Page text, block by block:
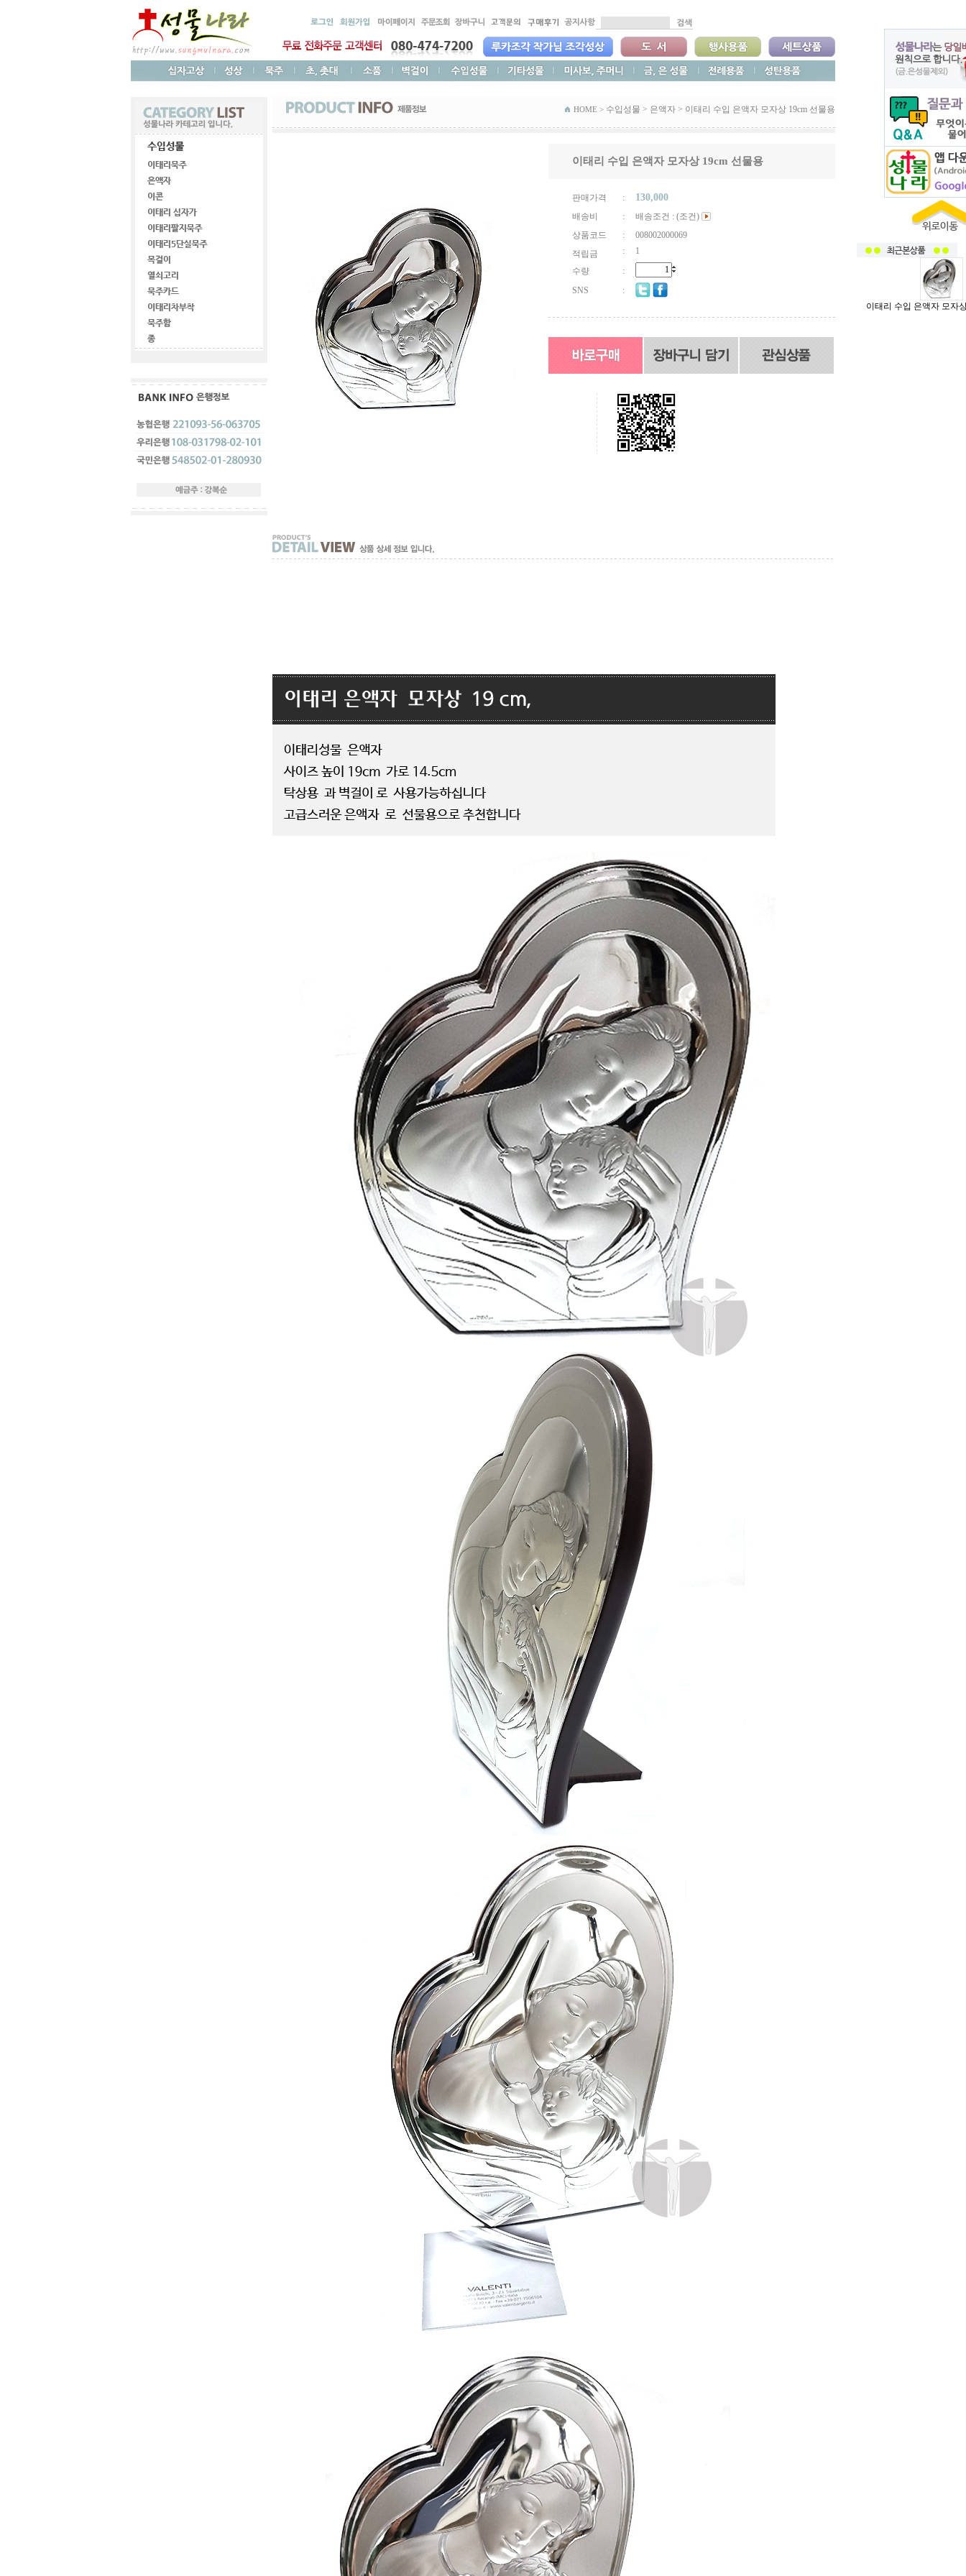
HOME > 수입성물 > 은액자 > 이태리 수입 은액자 모자상 19cm 선물용
이태리 수입 은액자 모자상 19cm 선물용
판매가격 : 130,000
배송비 :
배송조건 : (조건)
상품코드
:
008002000069
적립금
:
1
수량
:
SNS
:
이태리 수입 은액자 모자